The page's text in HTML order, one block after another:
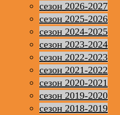
сезон 2026-2027
сезон 2025-2026
сезон 2024-2025
сезон 2023-2024
сезон 2022-2023
сезон 2021-2022
сезон 2020-2021
сезон 2019-2020
сезон 2018-2019